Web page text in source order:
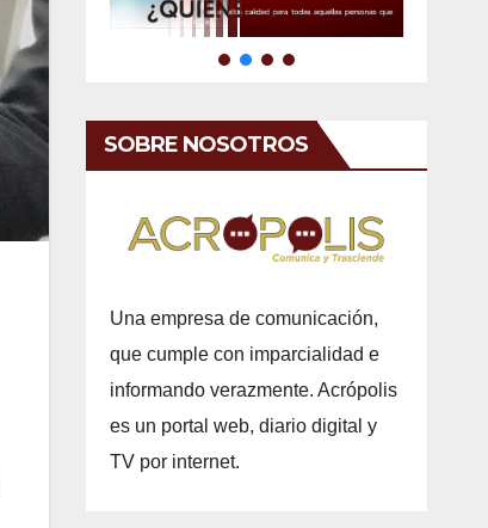
SOBRE NOSOTROS
Una empresa de comunicación,
que cumple con imparcialidad e
informando verazmente. Acrópolis
es un portal web, diario digital y
TV por internet.